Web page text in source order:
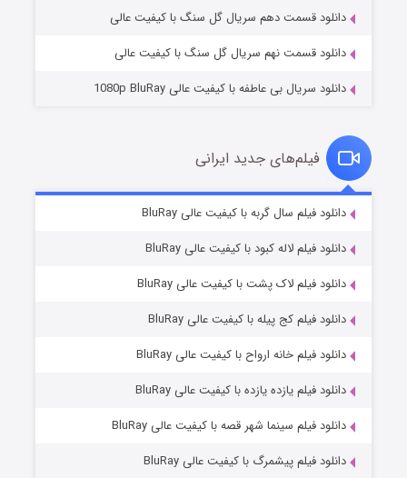
قسمت۷ (زیرنویس) منتشر شد
دانلود قسمت دهم سریال گل سنگ با کیفیت عالی
دانلود قسمت نهم سریال گل سنگ با کیفیت عالی
دانلود سریال بی عاطفه با کیفیت عالی 1080p BluRay
فیلم‌های جدید ایرانی
دانلود فیلم سال گربه با کیفیت عالی BluRay
دانلود فیلم لاله کبود با کیفیت عالی BluRay
دانلود فیلم لاک پشت با کیفیت عالی BluRay
دانلود فیلم کج‌ پیله با کیفیت عالی BluRay
دانلود فیلم خانه ارواح با کیفیت عالی BluRay
دانلود فیلم یازده یازده با کیفیت عالی BluRay
دانلود فیلم سینما شهر قصه با کیفیت عالی BluRay
دانلود فیلم پیشمرگ با کیفیت عالی BluRay